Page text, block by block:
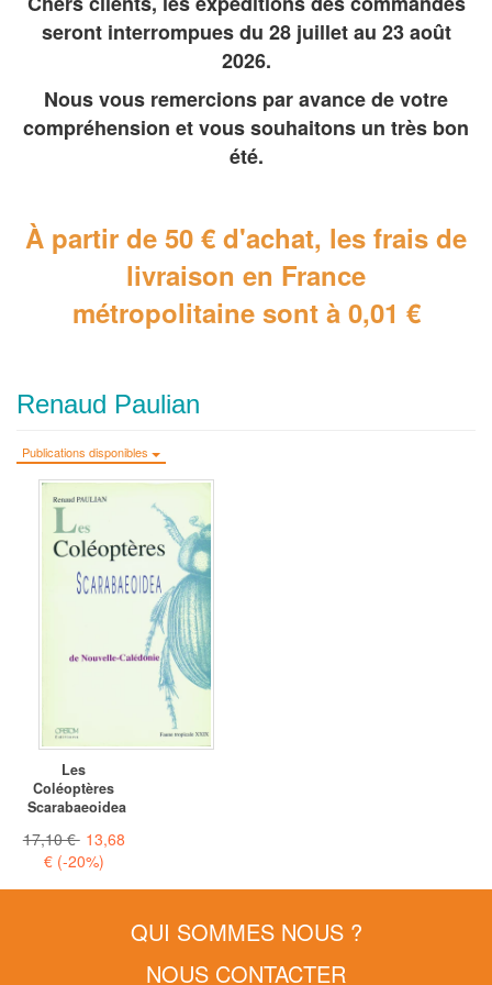
seront interrompues du 28 juillet au 23 août
2026.
Nous vous remercions par avance de votre
compréhension et vous souhaitons un très bon
été.
À partir de 50 € d'achat, les frais de
livraison en France
métropolitainesont à 0,01 €
Renaud Paulian
Publications disponibles
Les
Coléoptères
Scarabaeoidea
17,10 € 13,68
€ (-20%)
QUI SOMMES NOUS ?
NOUS CONTACTER